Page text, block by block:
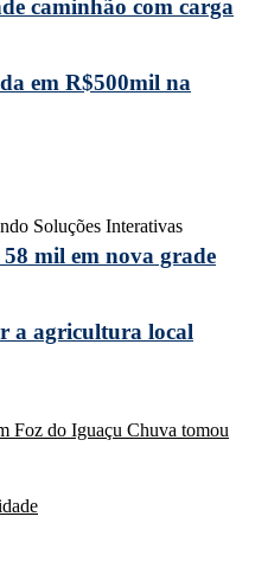
caminhão com carga
em R$500mil na
mil em nova grade
a agricultura local
Soluções Interativas